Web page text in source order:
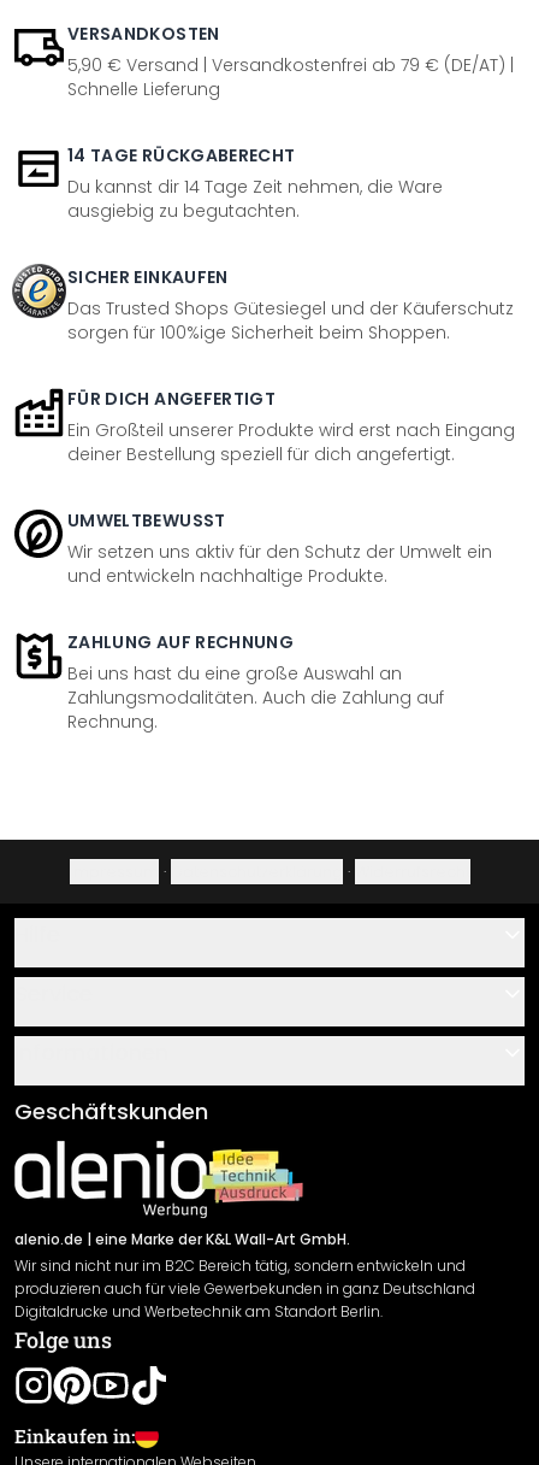
VERSANDKOSTEN
5,90 € Versand | Versandkostenfrei ab 79 € (DE/AT) |
Schnelle Lieferung
14 TAGE RÜCKGABERECHT
Du kannst dir 14 Tage Zeit nehmen, die Ware
ausgiebig zu begutachten.
SICHER EINKAUFEN
Das Trusted Shops Gütesiegel und der Käuferschutz
sorgen für 100%ige Sicherheit beim Shoppen.
FÜR DICH ANGEFERTIGT
Ein Großteil unserer Produkte wird erst nach Eingang
deiner Bestellung speziell für dich angefertigt.
UMWELTBEWUSST
Wir setzen uns aktiv für den Schutz der Umwelt ein
und entwickeln nachhaltige Produkte.
ZAHLUNG AUF RECHNUNG
Bei uns hast du eine große Auswahl an
Zahlungsmodalitäten. Auch die Zahlung auf
Rechnung.
· ·
Über uns
Klebe- und Montageanleitungen
Newsletter An-/Abmeldung
Sendungsverfolgung
AGB
Impressum
Versand & Zahlung
Rücksendung
Widerrufsrecht
Datenschutzerklärung
Gewährleistung
Leistungserklärung / CE-Zeichen
Cookie Einstellungen
Geschäftskunden
alenio.de | eine Marke der K&L Wall-Art GmbH.
Wir sind nicht nur im B2C Bereich tätig, sondern entwickeln und
produzieren auch für viele Gewerbekunden in ganz Deutschland
Digitaldrucke und Werbetechnik am Standort Berlin.
Folge uns
Einkaufen in: